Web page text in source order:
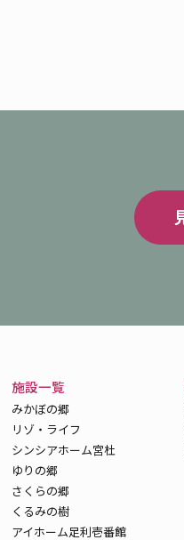
施設一覧
みかぼの郷
リゾ・ライフ
シンシアホーム宮杜
ゆりの郷
さくらの郷
くるみの樹
アイホーム足利壱番館